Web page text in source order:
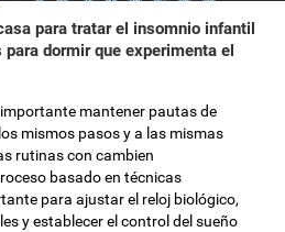
para tratar el insomnio infantil
dormir que experimenta el
importante mantener pautas de
mismos pasos y a las mismas
rutinas con cambien
basado en técnicas
para ajustar el reloj biológico,
y establecer el control del sueño